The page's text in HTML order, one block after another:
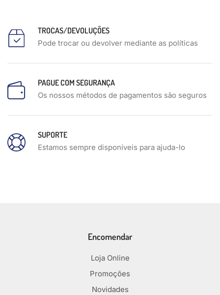
TROCAS/DEVOLUÇÕES
Pode trocar ou devolver mediante as políticas
PAGUE COM SEGURANÇA
Os nossos métodos de pagamentos são seguros
SUPORTE
Estamos sempre disponíveis para ajuda-lo
Encomendar
Loja Online
Promoções
Novidades